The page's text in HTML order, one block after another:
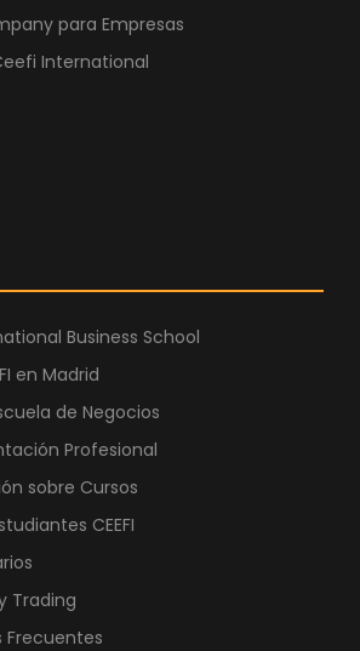
para Empresas
International
Business School
en Madrid
de Negocios
Profesional
sobre Cursos
CEEFI
Trading
Frecuentes